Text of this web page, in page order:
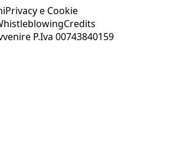
Privacy e Cookie
Credits
P.Iva 00743840159